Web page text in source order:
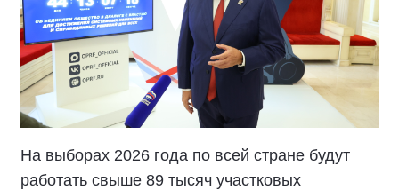
На выборах 2026 года по всей стране будут
работать свыше 89 тысяч участковых